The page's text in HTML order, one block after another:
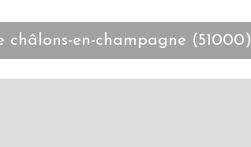
châlons-en-champagne (51000)